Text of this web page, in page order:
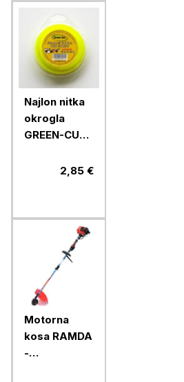
Najlon nitka
okrogla
GREEN-CUT
2,85 €
Motorna
kosa RAMDA
-